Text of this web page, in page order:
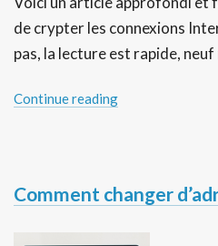
de crypter les connexions
pas, la lecture est rapide,
Continue reading
Comment changer